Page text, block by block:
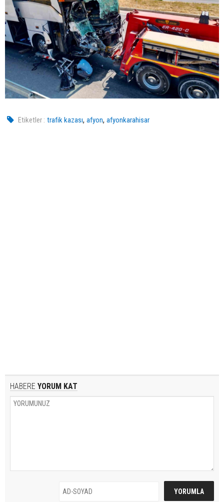
Etiketler : trafik kazası,afyon,afyonkarahisar
HABERE YORUM KAT